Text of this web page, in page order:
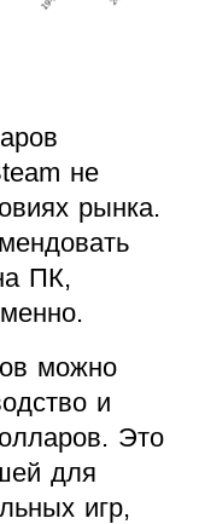
не
рынка.
ПК,
можно
и
Это
для
игр,